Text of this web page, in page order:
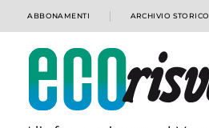
ABBONAMENTI ARCHIVIO STORICO